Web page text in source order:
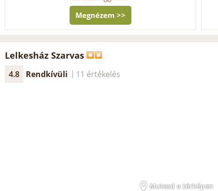
Megnézem >>
Lelkesház Szarvas
4.8 Rendkívüli 11 értékelés
Mutasd a térképen